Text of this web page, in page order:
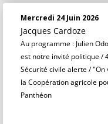
Mercredi 24 Juin 2026
Jacques Cardoze
Au programme : Julien
est notre invité politique /
Sécurité civile alerte /
la Coopération agricole
Panthéon